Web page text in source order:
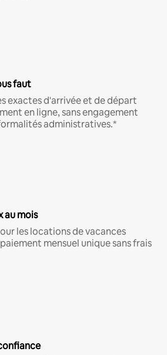
faut
exactes d'arrivée et de départ
en ligne, sans engagement
administratives.*
au mois
les locations de vacances
mensuel unique sans frais